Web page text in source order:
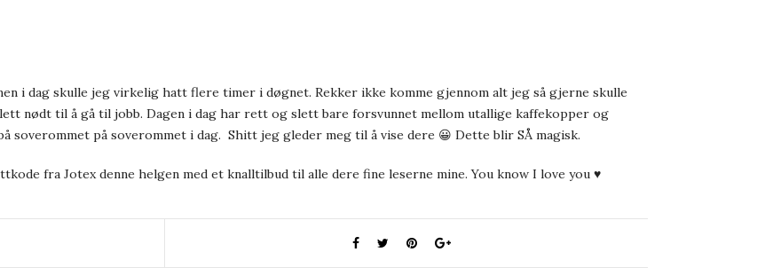
i dag skulle jeg virkelig hatt flere timer i døgnet. Rekker ikke komme gjennom alt jeg så gjerne skulle
nødt til å gå til jobb. Dagen i dag har rett og slett bare forsvunnet mellom utallige kaffekopper og
soverommet på soverommet i dag. Shitt jeg gleder meg til å vise dere 😀 Dette blir SÅ magisk.
fra Jotex denne helgen med et knalltilbud til alle dere fine leserne mine. You know I love you ♥